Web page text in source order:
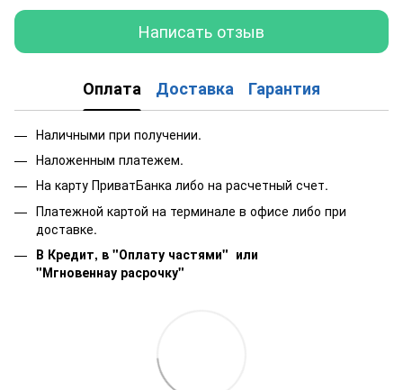
Написать отзыв
Оплата Доставка Гарантия
Наличными при получении.
Наложенным платежем.
На карту ПриватБанка либо на расчетный счет.
Платежной картой на терминале в офисе либо при
доставке.
В Кредит, в "Оплату частями" или
"Мгновеннау расрочку"